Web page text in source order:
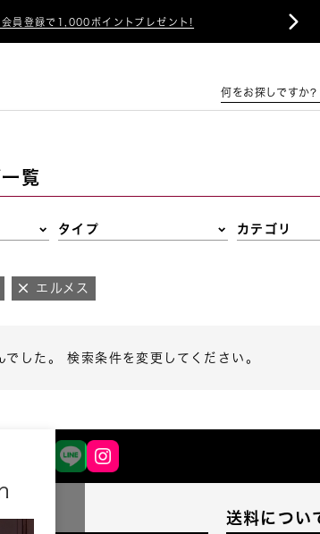
会員登録で1,000ポイントプレゼント! 
何をお探しですか?
一覧
タイプ カテゴリ
エルメス
した。 検索条件を変更してください。
て 送料につい